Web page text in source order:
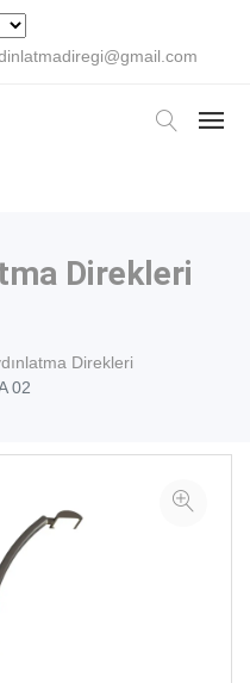
Direkleri
Direkleri
02